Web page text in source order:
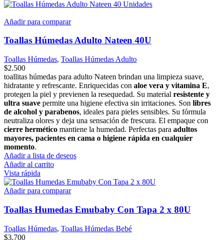
Añadir para comparar
Toallas Húmedas Adulto Nateen 40U
Toallas Húmedas, Toallas Húmedas Adulto
$2.500
toallitas húmedas para adulto Nateen brindan una limpieza suave,
hidratante y refrescante. Enriquecidas con aloe vera y vitamina E,
protegen la piel y previenen la resequedad. Su material resistente y
ultra suave permite una higiene efectiva sin irritaciones. Son libres
de alcohol y parabenos, ideales para pieles sensibles. Su fórmula
neutraliza olores y deja una sensación de frescura. El empaque con
cierre hermético mantiene la humedad. Perfectas para adultos
mayores, pacientes en cama o higiene rápida en cualquier
momento.
Añadir a lista de deseos
Añadir al carrito
Vista rápida
Añadir para comparar
Toallas Humedas Emubaby Con Tapa 2 x 80U
Toallas Húmedas, Toallas Húmedas Bebé
$3.700